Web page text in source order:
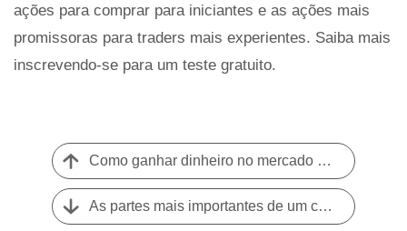
ações para comprar para iniciantes e as ações mais
promissoras para traders mais experientes. Saiba mais
inscrevendo-se para um teste gratuito.
Como ganhar dinheiro no mercado de ações:principais abordagens e estratégias
As partes mais importantes de um curso profissional de negociação de ações